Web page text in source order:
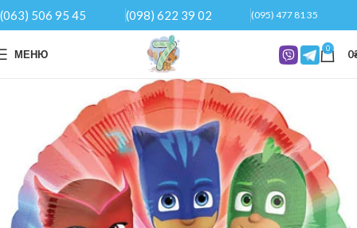
(063) 506 95 45 (098) 622 39 02 (095) 477 81 35
МЕНЮ 0 0